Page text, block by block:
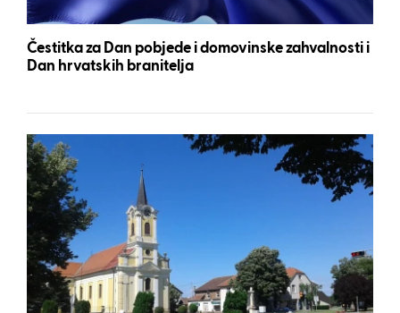
Čestitka za Dan pobjede i domovinske zahvalnosti i
Dan hrvatskih branitelja